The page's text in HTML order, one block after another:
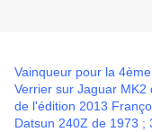
Vainqueur pour la
Verrier sur Jaguar
de l'édition 2013
Datsun 240Z de 1973 ;